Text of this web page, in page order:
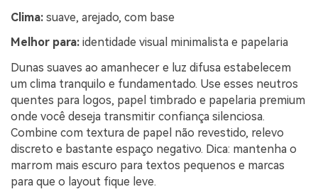
Clima: suave, arejado, com base
Melhor para: identidade visual minimalista e papelaria
Dunas suaves ao amanhecer e luz difusa estabelecem
um clima tranquilo e fundamentado. Use esses neutros
quentes para logos, papel timbrado e papelaria premium
onde você deseja transmitir confiança silenciosa.
Combine com textura de papel não revestido, relevo
discreto e bastante espaço negativo. Dica: mantenha o
marrom mais escuro para textos pequenos e marcas
para que o layout fique leve.